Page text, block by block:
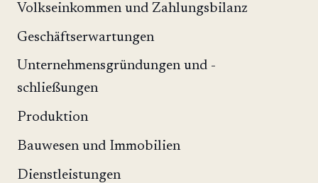
Volkseinkommen und Zahlungsbilanz
Geschäftserwartungen
Unternehmensgründungen und -
schließungen
Produktion
Bauwesen und Immobilien
Dienstleistungen